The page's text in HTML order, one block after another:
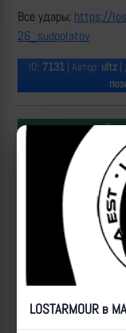
Все удары: https://
26_sudoplatov
ID: 7131| Автор: ultz|
LOSTARMOUR в